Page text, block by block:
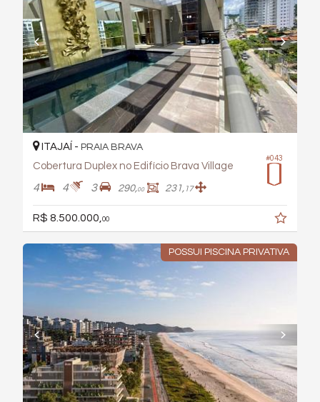
#043
ITAJAÍ - PRAIA BRAVA
Cobertura Duplex no Edifício Brava Village
4 4 3 290,00 231, 17
R$ 8.500.000, 00
POSSUI PISCINA PRIVATIVA